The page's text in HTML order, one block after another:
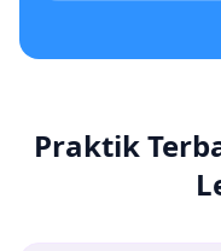
Praktik